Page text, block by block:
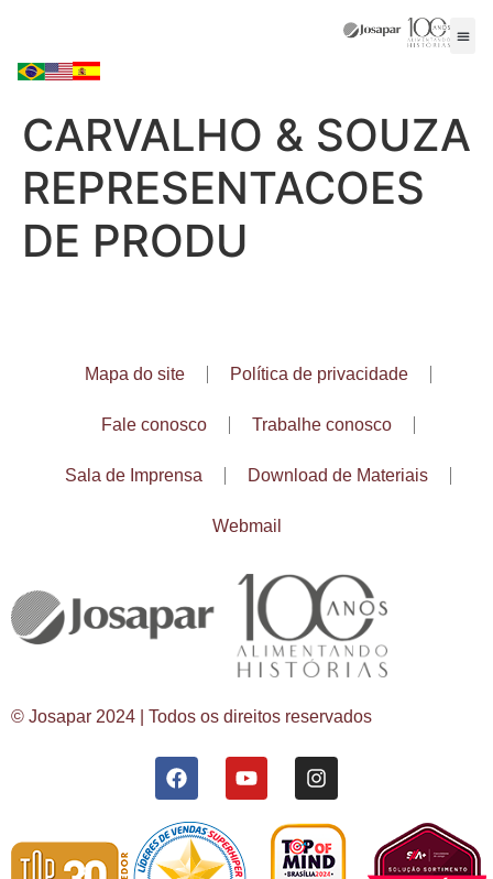
CARVALHO & SOUZA
REPRESENTACOES
DE PRODU
Mapa do site Política de privacidade
Fale conosco Trabalhe conosco
Sala de Imprensa Download de Materiais
Webmail
© Josapar 2024 | Todos os direitos reservados